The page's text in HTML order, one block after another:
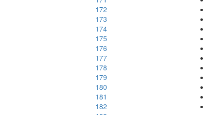
172
173
174
175
176
177
178
179
180
181
182